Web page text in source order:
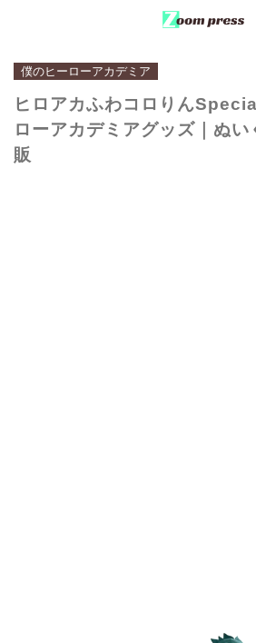
僕のヒーローアカデミア
ヒロアカふわコロりん
ローアカデミアグッズ｜ぬい
販